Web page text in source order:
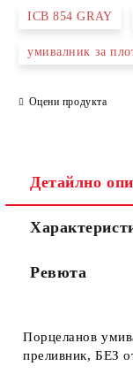
Съгласен съм
ICB 854 GRAY
умивалник за
Оцени продукта
Детайлно
Ревюта
Порцеланов
преливник, БЕЗ